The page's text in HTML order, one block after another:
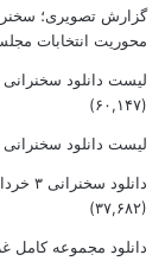
گزارش تصویری؛
محوریت انتخابات
لیست دانلود سخنرانی های
(۶۰,۱۴۷)
لیست دانلود سخنرانی
دانلود سخنرانی ۳ خرداد ۹۴ با موضوع من ریویزیونیست‌ام، پس هستم!
(۳۷,۶۸۲)
دانلود مجموعه کامل